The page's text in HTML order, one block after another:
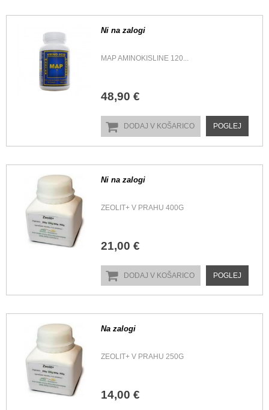
Ni na zalogi
MAP AMINOKISLINE 120...
48,90 €
DODAJ V KOŠARICO POGLEJ
Ni na zalogi
ZEOLIT+ V PRAHU 400G
21,00 €
DODAJ V KOŠARICO POGLEJ
Na zalogi
ZEOLIT+ V PRAHU 250G
14,00 €